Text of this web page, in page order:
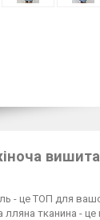
- це ТОП для
лляна тканина -